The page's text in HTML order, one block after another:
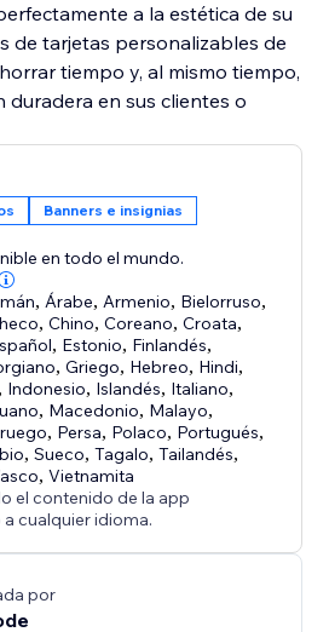
a la estética de su
de tarjetas personalizables de
tiempo y, al mismo tiempo,
duradera en sus clientes o
Banners e insignias
en todo el mundo.
, Árabe, Armenio, Bielorruso,
,Chino,Coreano,Croata,
, Estonio, Finlandés,
,Griego, Hebreo, Hindi,
, Indonesio, Islandés, Italiano,
, Macedonio, Malayo,
, Persa, Polaco, Portugués,
,Sueco,Tagalo,Tailandés,
,Vietnamita
el contenido de la app
cualquier idioma.
por